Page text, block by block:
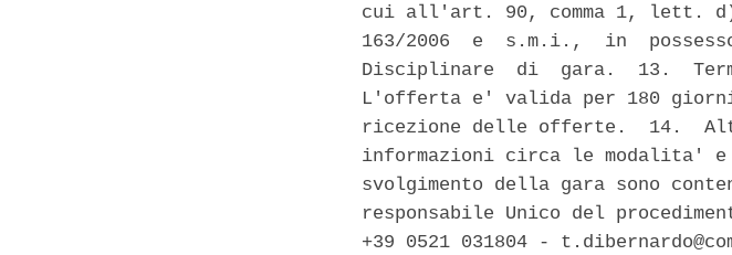
cui all'art. 90, comma 1,
163/2006  e  s.m.i.,  in
Disciplinare  di  gara.  13.
L'offerta e' valida per 180
ricezione delle offerte.  14.
informazioni circa le modalita'
svolgimento della gara sono
responsabile Unico del
+39 0521 031804 -